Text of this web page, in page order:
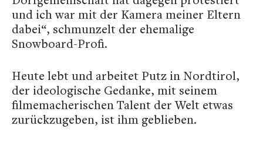
und ich war mit der Kamera meiner Eltern
dabei“, schmunzelt der ehemalige
Snowboard-Profi.
Heute lebt und arbeitet Putz in Nordtirol,
der ideologische Gedanke, mit seinem
filmemacherischen Talent der Welt etwas
zurückzugeben, ist ihm geblieben.